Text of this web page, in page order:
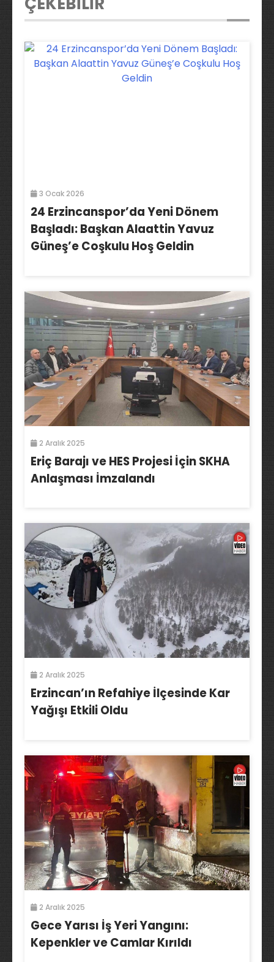
3 Ocak 2026
24 Erzincanspor’da Yeni Dönem
Başladı: Başkan Alaattin Yavuz
Güneş’e Coşkulu Hoş Geldin
2 Aralık 2025
Eriç Barajı ve HES Projesi İçin SKHA
Anlaşması İmzalandı
2 Aralık 2025
Erzincan’ın Refahiye İlçesinde Kar
Yağışı Etkili Oldu
2 Aralık 2025
Gece Yarısı İş Yeri Yangını:
Kepenkler ve Camlar Kırıldı